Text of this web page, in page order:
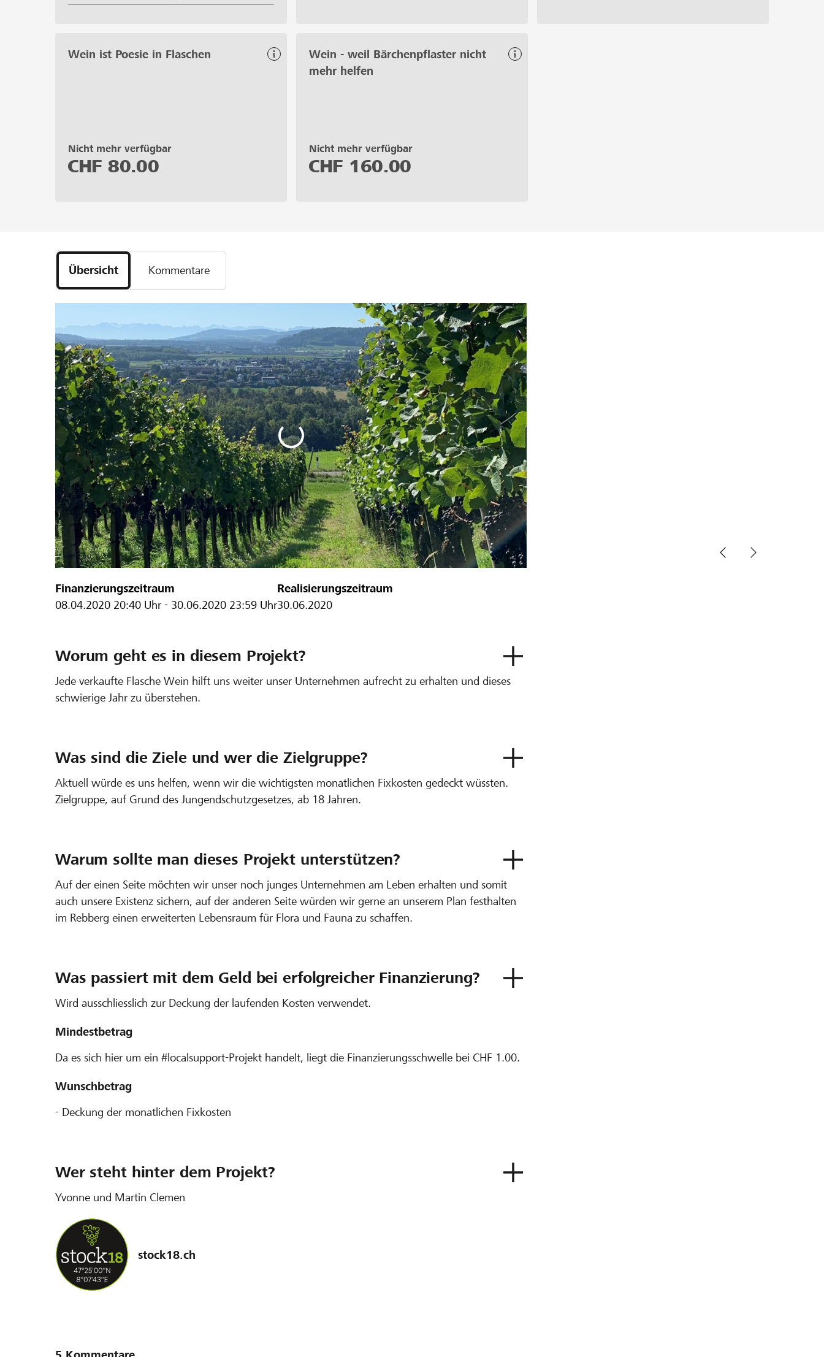
Wein ist Poesie in Flaschen
Nicht mehr verfügbar
CHF 80.00
Wein - weil Bärchenpflaster nicht
mehr helfen
Nicht mehr verfügbar
CHF 160.00
Übersicht Kommentare
Finanzierungszeitraum
08.04.2020 20:40 Uhr - 30.06.2020 23:59 Uhr
Realisierungszeitraum
30.06.2020
Worum geht es in diesem Projekt?
Jede verkaufte Flasche Wein hilft uns weiter unser Unternehmen aufrecht zu erhalten und dieses
schwierige Jahr zu überstehen.
Was sind die Ziele und wer die Zielgruppe?
Aktuell würde es uns helfen, wenn wir die wichtigsten monatlichen Fixkosten gedeckt wüssten.
Zielgruppe, auf Grund des Jungendschutzgesetzes, ab 18 Jahren.
Warum sollte man dieses Projekt unterstützen?
Auf der einen Seite möchten wir unser noch junges Unternehmen am Leben erhalten und somit
auch unsere Existenz sichern, auf der anderen Seite würden wir gerne an unserem Plan festhalten
im Rebberg einen erweiterten Lebensraum für Flora und Fauna zu schaffen.
Was passiert mit dem Geld bei erfolgreicher Finanzierung?
Wird ausschliesslich zur Deckung der laufenden Kosten verwendet.
Mindestbetrag
Da es sich hier um ein #localsupport-Projekt handelt, liegt die Finanzierungsschwelle bei CHF 1.00.
Wunschbetrag
- Deckung der monatlichen Fixkosten
Wer steht hinter dem Projekt?
Yvonne und Martin Clemen
stock18.ch